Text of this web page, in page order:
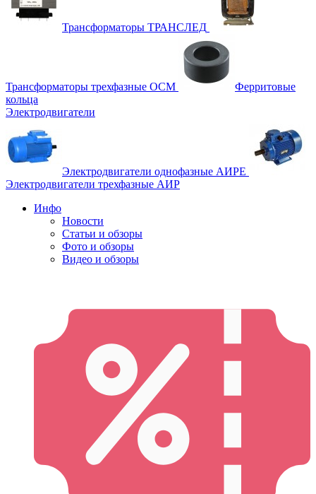
Трансформаторы ТРАНСЛЕД
Трансформаторы трехфазные ОСМ
Ферритовые
кольца
Электродвигатели
Электродвигатели однофазные АИРЕ
Электродвигатели трехфазные АИР
Инфо
Новости
Статьи и обзоры
Фото и обзоры
Видео и обзоры